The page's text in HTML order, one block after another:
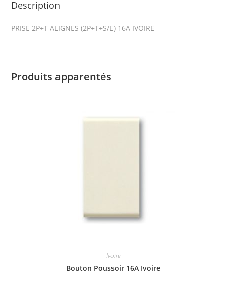
Description
PRISE 2P+T ALIGNES (2P+T+S/E) 16A IVOIRE
Produits apparentés
Ivoire
Bouton Poussoir 16A Ivoire